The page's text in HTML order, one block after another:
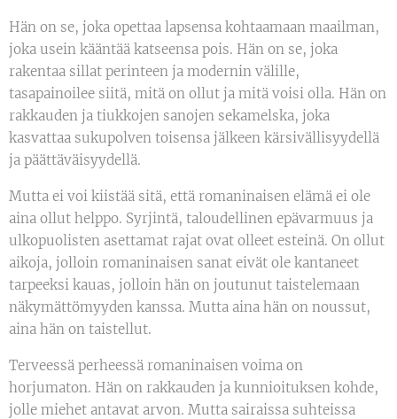
Hän on se, joka opettaa lapsensa kohtaamaan maailman,
joka usein kääntää katseensa pois. Hän on se, joka
rakentaa sillat perinteen ja modernin välille,
tasapainoilee siitä, mitä on ollut ja mitä voisi olla. Hän on
rakkauden ja tiukkojen sanojen sekamelska, joka
kasvattaa sukupolven toisensa jälkeen kärsivällisyydellä
ja päättäväisyydellä.
Mutta ei voi kiistää sitä, että romaninaisen elämä ei ole
aina ollut helppo. Syrjintä, taloudellinen epävarmuus ja
ulkopuolisten asettamat rajat ovat olleet esteinä. On ollut
aikoja, jolloin romaninaisen sanat eivät ole kantaneet
tarpeeksi kauas, jolloin hän on joutunut taistelemaan
näkymättömyyden kanssa. Mutta aina hän on noussut,
aina hän on taistellut.
Terveessä perheessä romaninaisen voima on
horjumaton. Hän on rakkauden ja kunnioituksen kohde,
jolle miehet antavat arvon. Mutta sairaissa suhteissa